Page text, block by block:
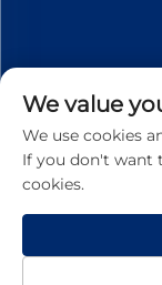
Iscriviti per
We value
We use cookies
If you don't want
cookies.